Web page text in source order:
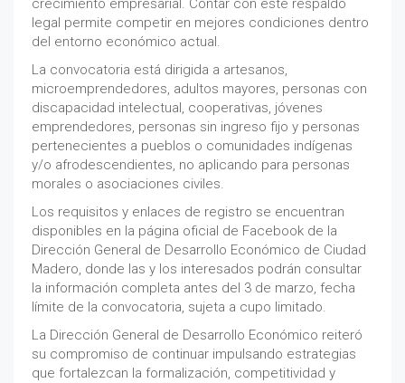
crecimiento empresarial. Contar con este respaldo
legal permite competir en mejores condiciones dentro
del entorno económico actual.
La convocatoria está dirigida a artesanos,
microemprendedores, adultos mayores, personas con
discapacidad intelectual, cooperativas, jóvenes
emprendedores, personas sin ingreso fijo y personas
pertenecientes a pueblos o comunidades indígenas
y/o afrodescendientes, no aplicando para personas
morales o asociaciones civiles.
Los requisitos y enlaces de registro se encuentran
disponibles en la página oficial de Facebook de la
Dirección General de Desarrollo Económico de Ciudad
Madero, donde las y los interesados podrán consultar
la información completa antes del 3 de marzo, fecha
límite de la convocatoria, sujeta a cupo limitado.
La Dirección General de Desarrollo Económico reiteró
su compromiso de continuar impulsando estrategias
que fortalezcan la formalización, competitividad y